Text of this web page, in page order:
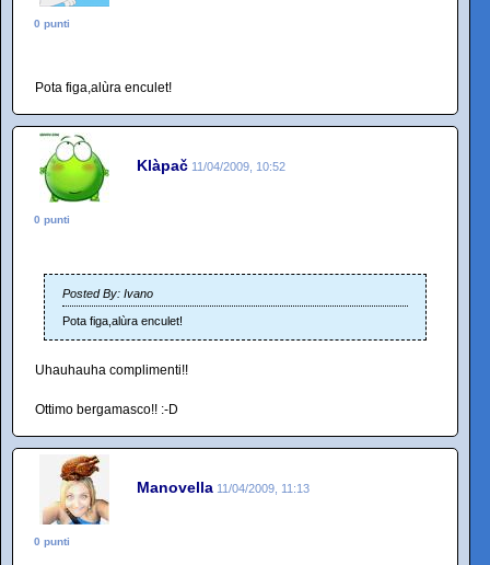
0 punti
Pota figa,alùra enculet!
Klàpač 11/04/2009, 10:52
0 punti
Posted By: Ivano
Pota figa,alùra enculet!
Uhauhauha complimenti!!
Ottimo bergamasco!! :-D
Manovella 11/04/2009, 11:13
0 punti